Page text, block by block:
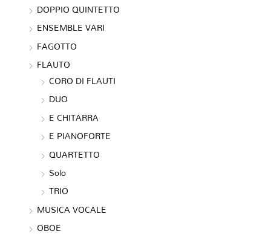
DOPPIO QUINTETTO
ENSEMBLE VARI
FAGOTTO
FLAUTO
CORO DI FLAUTI
DUO
E CHITARRA
E PIANOFORTE
QUARTETTO
Solo
TRIO
MUSICA VOCALE
OBOE